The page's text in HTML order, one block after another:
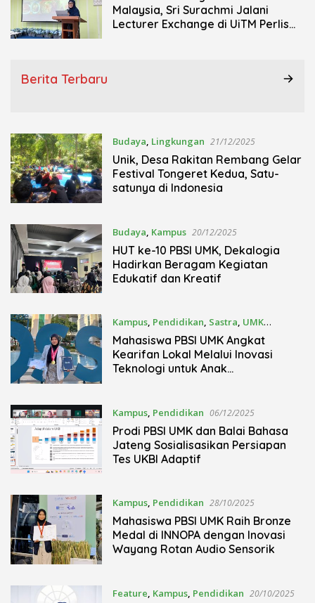
Malaysia, Sri Surachmi Jalani
Lecturer Exchange di UiTM Perlis
Berita Terbaru
Budaya, Lingkungan 21/12/2025
Unik, Desa Rakitan Rembang Gelar
Festival Tongeret Kedua, Satu-
satunya di Indonesia
Budaya, Kampus 20/12/2025
HUT ke-10 PBSI UMK, Dekalogia
Hadirkan Beragam Kegiatan
Edukatif dan Kreatif
Kampus, Pendidikan, Sastra, UMK
06/12/2025
Mahasiswa PBSI UMK Angkat
Kearifan Lokal Melalui Inovasi
Teknologi untuk Anak
Kampus, Pendidikan 06/12/2025
Prodi PBSI UMK dan Balai Bahasa
Jateng Sosialisasikan Persiapan
Tes UKBI Adaptif
Kampus, Pendidikan 28/10/2025
Mahasiswa PBSI UMK Raih Bronze
Medal di INNOPA dengan Inovasi
Wayang Rotan Audio Sensorik
Feature, Kampus, Pendidikan 20/10/2025